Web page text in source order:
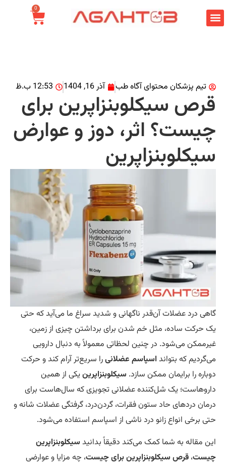
پزشکان محتوای آگاه طب آذر 16, 1404 12:53 ب.ظ
سیکلوبنزاپرین برای
اثر، دوز و عوارض
عضلات آن‌قدر ناگهانی و شدید سراغ ما می‌آید که حتی
ساده، مثل خم شدن برای برداشتن چیزی از زمین،
می‌شود. در چنین لحظاتی معمولاً به دنبال دارویی
که بتوانداسپاسم عضلانی را سریع‌تر آرام کند و حرکت
را برایمان ممکن سازد.سیکلوبنزاپرینیکی از همین
یک شل‌کننده عضلانی تجویزی که سال‌هاست برای
دردهای حاد ستون فقرات، گردن‌درد، گرفتگی عضلات شانه و
انواع زانو درد ناشی از اسپاسم استفاده می‌شود.
به شما کمک می‌کند دقیقاً بدانیدسیکلوبنزاپرین
،قرص سیکلوبنزاپرین برای چیست، چه مزایا و عوارضی